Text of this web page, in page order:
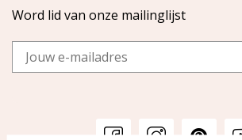
Word lid van onze mailinglijst
Email